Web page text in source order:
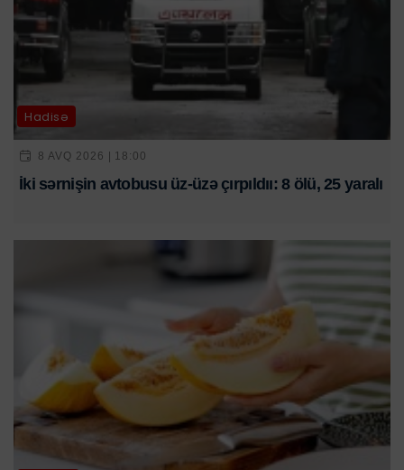
Hadisə
8 AVQ 2026 | 18:00
İki sərnişin avtobusu üz-üzə çırpıldıı: 8 ölü, 25 yaralı